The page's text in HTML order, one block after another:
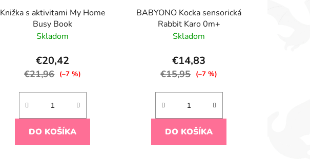
Knižka s aktivitami My Home
Busy Book
Skladom
€20,42
€21,96 (–7 %)
DO KOŠÍKA
BABYONO Kocka sensorická
Rabbit Karo 0m+
Skladom
€14,83
€15,95 (–7 %)
DO KOŠÍKA